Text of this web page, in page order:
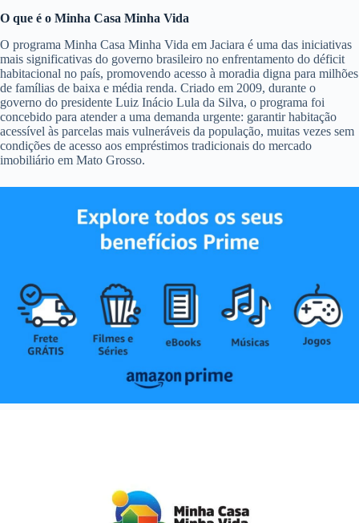
O que é o Minha Casa Minha Vida
O programa Minha Casa Minha Vida em Jaciara é uma das iniciativas
mais significativas do governo brasileiro no enfrentamento do déficit
habitacional no país, promovendo acesso à moradia digna para milhões
de famílias de baixa e média renda. Criado em 2009, durante o
governo do presidente Luiz Inácio Lula da Silva, o programa foi
concebido para atender a uma demanda urgente: garantir habitação
acessível às parcelas mais vulneráveis da população, muitas vezes sem
condições de acesso aos empréstimos tradicionais do mercado
imobiliário em Mato Grosso.